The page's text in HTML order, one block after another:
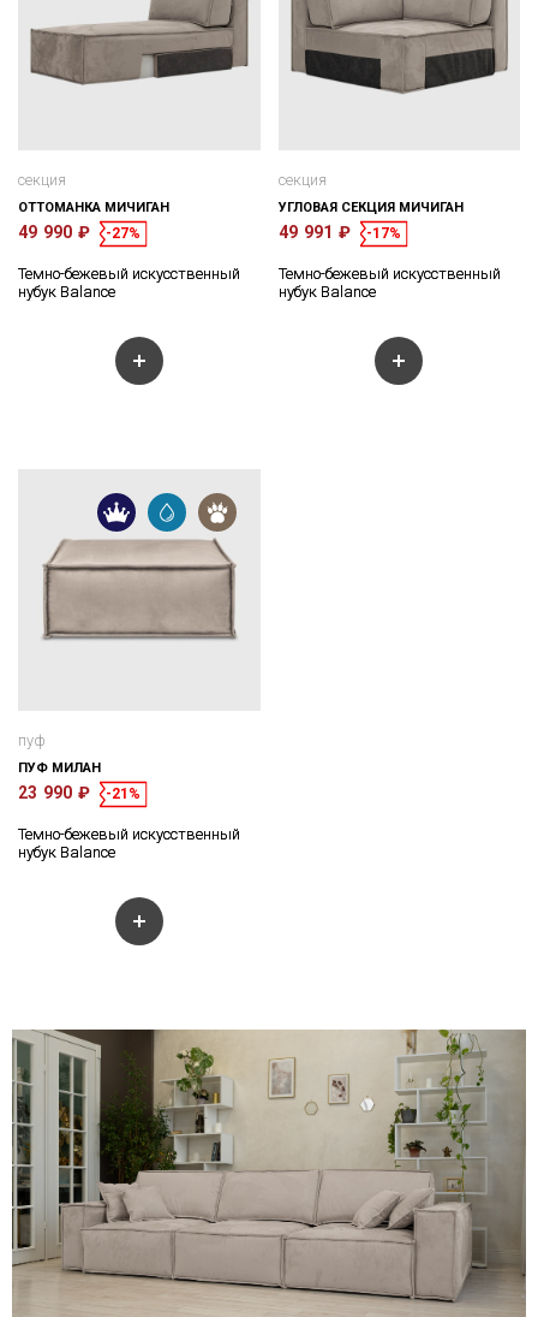
секция
ОТТОМАНКА МИЧИГАН
49 990 ₽ -27%
Темно-бежевый искусственный
нубук Balance
секция
УГЛОВАЯ СЕКЦИЯ МИЧИГАН
49 991 ₽ -17%
Темно-бежевый искусственный
нубук Balance
пуф
ПУФ МИЛАН
23 990 ₽ -21%
Темно-бежевый искусственный
нубук Balance